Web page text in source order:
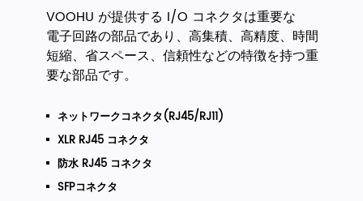
VOOHU が提供する I/O コネクタは重要な
電子回路の部品であり、高集積、高精度、時間
短縮、省スペース、信頼性などの特徴を持つ重
要な部品です。
ネットワークコネクタ(RJ45/RJ11)
XLR RJ45 コネクタ
防水 RJ45 コネクタ
SFPコネクタ